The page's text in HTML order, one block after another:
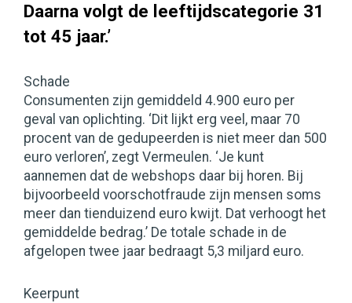
Daarna volgt de leeftijdscategorie 31
tot 45 jaar.’
Schade
Consumenten zijn gemiddeld 4.900 euro per
geval van oplichting. ‘Dit lijkt erg veel, maar 70
procent van de gedupeerden is niet meer dan 500
euro verloren’, zegt Vermeulen. ‘Je kunt
aannemen dat de webshops daar bij horen. Bij
bijvoorbeeld voorschotfraude zijn mensen soms
meer dan tienduizend euro kwijt. Dat verhoogt het
gemiddelde bedrag.’ De totale schade in de
afgelopen twee jaar bedraagt 5,3 miljard euro.
Keerpunt